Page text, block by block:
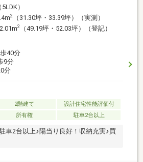
）
2
（31.30坪・33.39坪）（実測）
2
（49.19坪・52.03坪）（登記）
40分
9分
分
2階建て
設計住宅性能評価付
所有権 駐車2台以上
車2台以上♪陽当り良好！収納充実♪買